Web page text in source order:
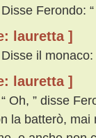
Disse Ferondo:
lauretta ]
Disse il monaco:
lauretta ]
“ Oh, ” disse
la batterò,